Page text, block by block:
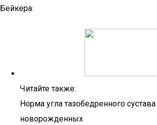
Бейкера:
Читайте также:
Норма угла тазобедренного сустава
новорожденных